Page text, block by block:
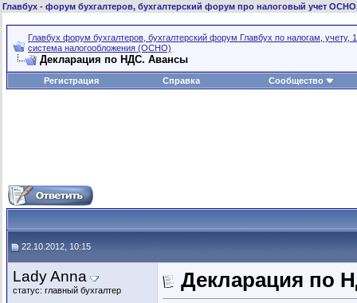
Главбух - форум бухгалтеров, бухгалтерский форум про налоговый учет
Главбух форум бухгалтеров, бухгалтерский форум Главбух по налогам, учету,
система налогообложения (ОСНО)
Декларация по НДС. Авансы
Регистрация Справка Сообщество
22.10.2012, 10:15
Lady Anna
статус: главный бухгалтер Декларация по